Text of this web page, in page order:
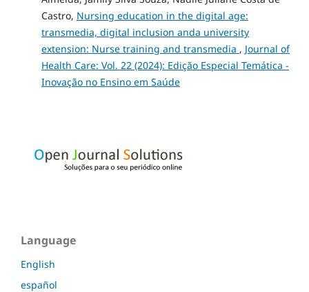
Castro, Nursing education in the digital age:
transmedia, digital inclusion anda university
extension: Nurse training and transmedia , Journal of
Health Care: Vol. 22 (2024): Edição Especial Temática -
Inovação no Ensino em Saúde
Language
English
español